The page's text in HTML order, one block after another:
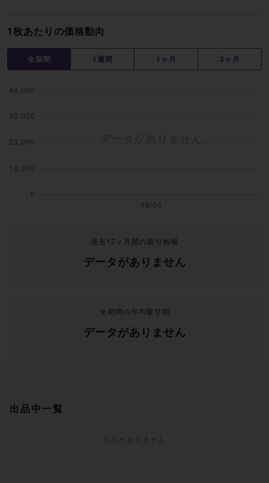
1枚あたりの価格動向
全期間 1週間 1ヶ月 3ヶ月
過去12ヶ月間の取引相場
データがありません
全期間の平均取引額
データがありません
出品中一覧